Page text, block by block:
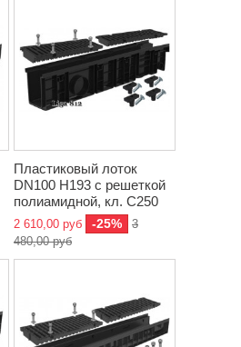
Пластиковый лоток
DN100 H193 с решеткой
полиамидной, кл. C250
2 610,00 руб -25%
3
480,00 руб